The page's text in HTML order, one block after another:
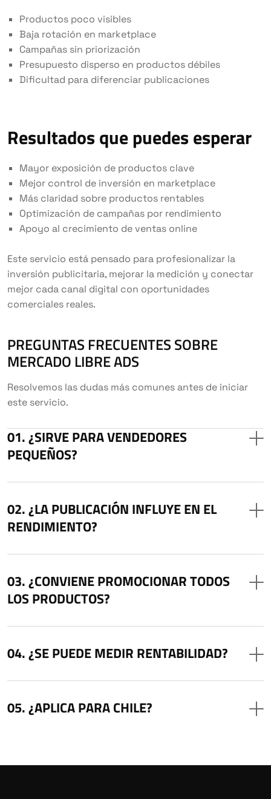
Productos poco visibles
Baja rotación en marketplace
Campañas sin priorización
Presupuesto disperso en productos débiles
Dificultad para diferenciar publicaciones
Resultados que puedes esperar
Mayor exposición de productos clave
Mejor control de inversión en marketplace
Más claridad sobre productos rentables
Optimización de campañas por rendimiento
Apoyo al crecimiento de ventas online
Este servicio está pensado para profesionalizar la
inversión publicitaria, mejorar la medición y conectar
mejor cada canal digital con oportunidades
comerciales reales.
PREGUNTAS FRECUENTES SOBRE
MERCADO LIBRE ADS
Resolvemos las dudas más comunes antes de iniciar
este servicio.
¿SIRVE PARA VENDEDORES
PEQUEÑOS?
¿LA PUBLICACIÓN INFLUYE EN EL
RENDIMIENTO?
¿CONVIENE PROMOCIONAR TODOS
LOS PRODUCTOS?
¿SE PUEDE MEDIR RENTABILIDAD?
¿APLICA PARA CHILE?